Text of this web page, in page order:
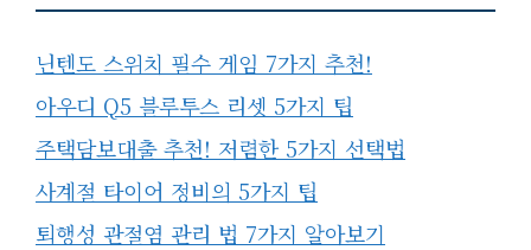
닌텐도 스위치 필수 게임 7가지 추천!
아우디 Q5 블루투스 리셋 5가지 팁
주택담보대출 추천! 저렴한 5가지 선택법
사계절 타이어 정비의 5가지 팁
퇴행성 관절염 관리 법 7가지 알아보기